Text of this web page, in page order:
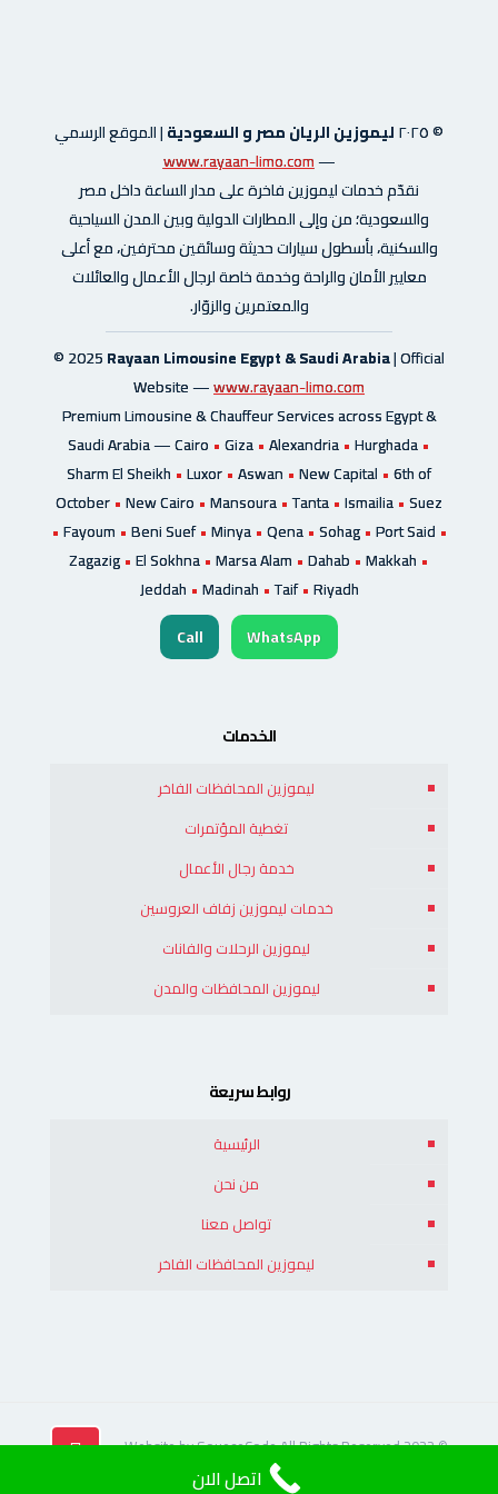
© ٢٠٢٥ ليموزين الريان مصر و السعودية|الموقع الرسمي
—
www.rayaan-limo.com
نقدّم خدمات ليموزين فاخرة على مدار الساعة داخل مصر
والسعودية؛ من وإلى المطارات الدولية وبين المدن السياحية
والسكنية، بأسطول سيارات حديثة وسائقين محترفين، مع أعلى
معايير الأمان والراحة وخدمة خاصة لرجال الأعمال والعائلات
والمعتمرين والزوّار.
© 2025Rayaan Limousine Egypt & Saudi Arabia| Official
Website —www.rayaan-limo.com
Premium Limousine & Chauffeur Services across Egypt &
Saudi Arabia —Cairo •Giza•Alexandria•Hurghada•
Sharm El Sheikh •Luxor•Aswan •New Capital •6th of
October•New Cairo •Mansoura•Tanta•Ismailia•Suez
•Fayoum •Beni Suef•Minya•Qena•Sohag•Port Said •
Zagazig•El Sokhna•Marsa Alam •Dahab •Makkah •
Jeddah •Madinah •Taif•Riyadh
WhatsApp
Call
الخدمات
ليموزين المحافظات الفاخر
تغطية المؤتمرات
خدمة رجال الأعمال
خدمات ليموزين زفاف العروسين
ليموزين الرحلات والفانات
ليموزين المحافظات والمدن
روابط سريعة
الرئيسية
من نحن
تواصل معنا
ليموزين المحافظات الفاخر
© 2022 Website by SoueceCode All Rights Reserved
اتصل الان